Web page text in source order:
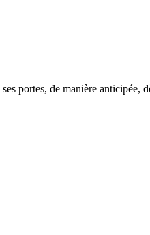
portes, de manière anticipée,